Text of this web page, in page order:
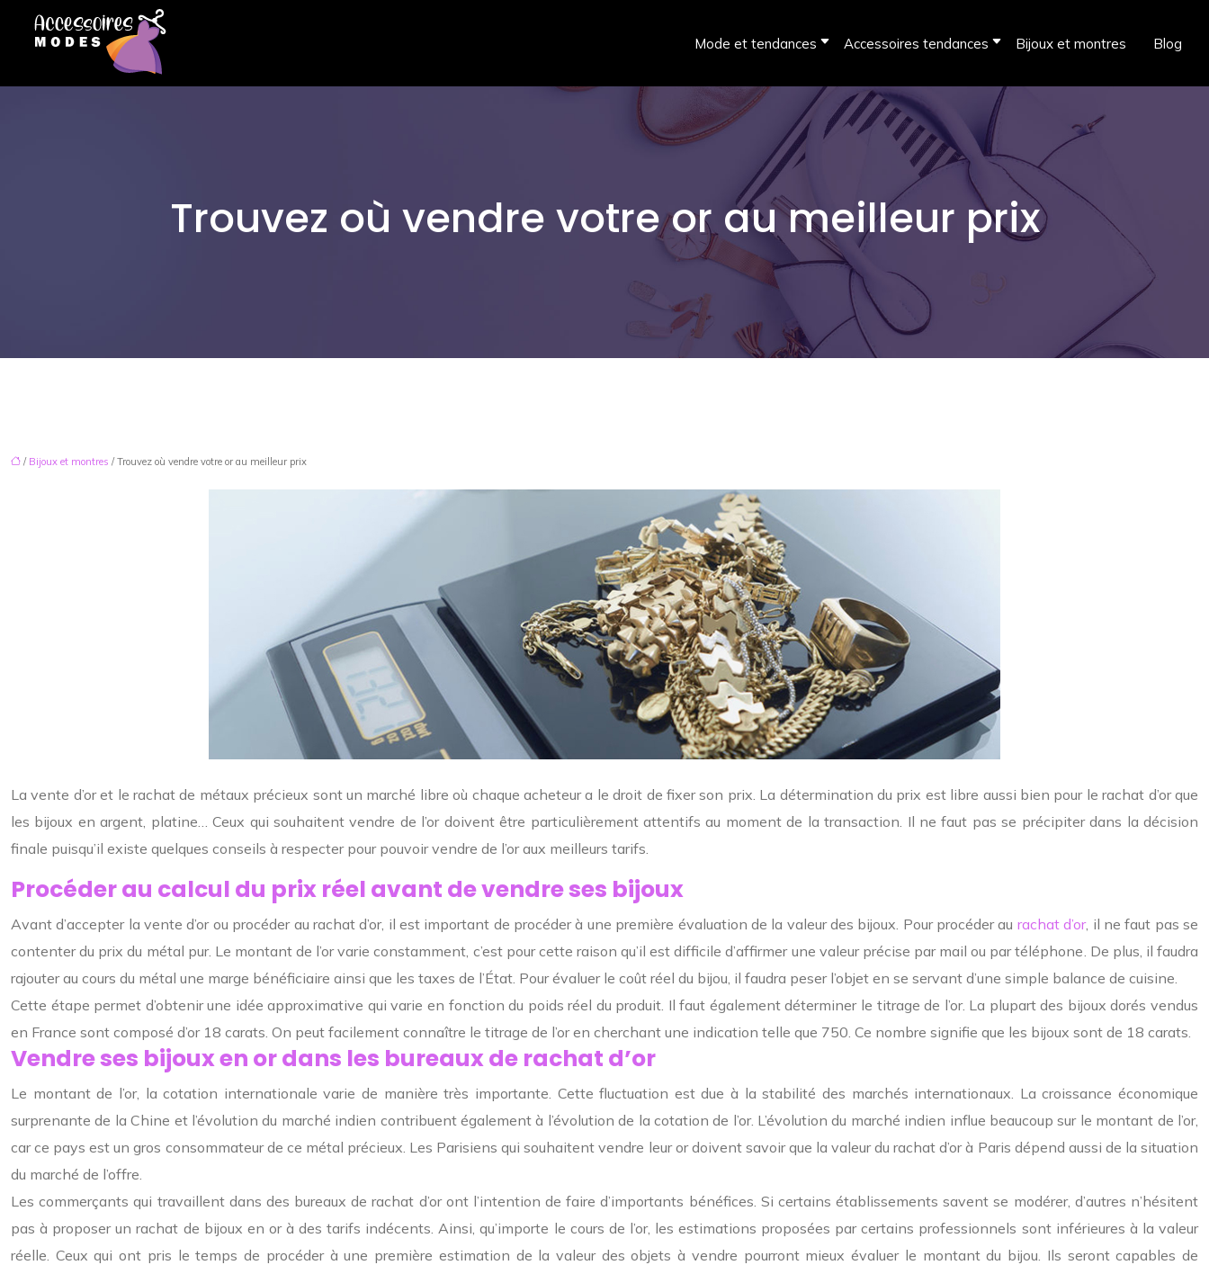
Mode et tendances Accessoires tendances Bijoux et montres Blog
Trouvez où vendre votre or au meilleur prix
/ Bijoux et montres / Trouvez où vendre votre or au meilleur prix
Lavente d’oret le rachat de métaux précieux sont un marché libre où chaque acheteur a le droit de fixer son prix. La détermination du prix est libre aussi bien pour le rachat d’or que
les bijoux en argent, platine…Ceux qui souhaitent vendre de l’or doivent être particulièrement attentifs au moment de la transaction. Il ne faut pas se précipiter dans la décision
finale puisqu’il existe quelques conseils à respecter pour pouvoir vendre de l’or aux meilleurs tarifs.
Procéder au calcul du prix réel avant de vendre ses bijoux
Avant d’accepter la vente d’or ou procéder au rachat d’or, il est important de procéder à une première évaluation de la valeur des bijoux. Pour procéder au rachat d’or, il ne faut pas se
contenter du prix du métal pur. Le montant de l’or varie constamment, c’est pour cette raison qu’il est difficile d’affirmer une valeur précise par mail ou par téléphone. De plus, il faudra
rajouter au cours du métal une marge bénéficiaire ainsi que les taxes de l’État. Pour évaluer le coût réel du bijou, il faudra peser l’objet en se servant d’une simple balance de cuisine.
Cette étape permet d’obtenir une idée approximative qui varie en fonction du poids réel du produit. Il faut également déterminer le titrage de l’or. La plupart des bijoux dorés vendus
en France sont composé d’or 18 carats. On peut facilement connaître le titrage de l’or en cherchant une indication telle que 750. Ce nombre signifie que les bijoux sont de 18 carats.
Vendre ses bijoux en or dans les bureaux de rachat d’or
Le montant de l’or, la cotation internationale varie de manière très importante. Cette fluctuation est due à la stabilité des marchés internationaux. La croissance économique
surprenante de la Chine et l’évolution du marché indien contribuent également à l’évolution de la cotation de l’or. L’évolution du marché indien influe beaucoup sur le montant de l’or,
car ce pays est un gros consommateur de ce métal précieux. Les Parisiens qui souhaitent vendre leur or doivent savoir que la valeur durachat d’or à Paris dépend aussi de la situation
du marché de l’offre.
Les commerçants qui travaillent dans des bureaux de rachat d’or ont l’intention de faire d’importants bénéfices. Si certains établissements savent se modérer, d’autres n’hésitent
pas à proposer un rachat de bijoux en or à des tarifs indécents.Ainsi, qu’importe le cours de l’or, les estimations proposées par certains professionnels sont inférieures à la valeur
réelle. Ceux qui ont pris le temps de procéder à une première estimation de la valeur des objets à vendre pourront mieux évaluer le montant du bijou. Ils seront capables de